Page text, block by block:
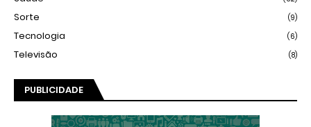
Sorte (9)
Tecnologia (6)
Televisão (8)
PUBLICIDADE